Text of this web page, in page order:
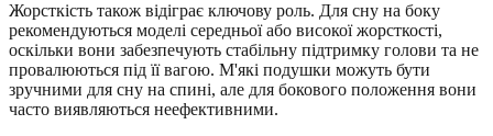
Жорсткість також відіграє ключову роль. Для сну на боку
рекомендуються моделі середньої або високої жорсткості,
оскільки вони забезпечують стабільну підтримку голови та не
провалюються під її вагою. М'які подушки можуть бути
зручними для сну на спині, але для бокового положення вони
часто виявляються неефективними.